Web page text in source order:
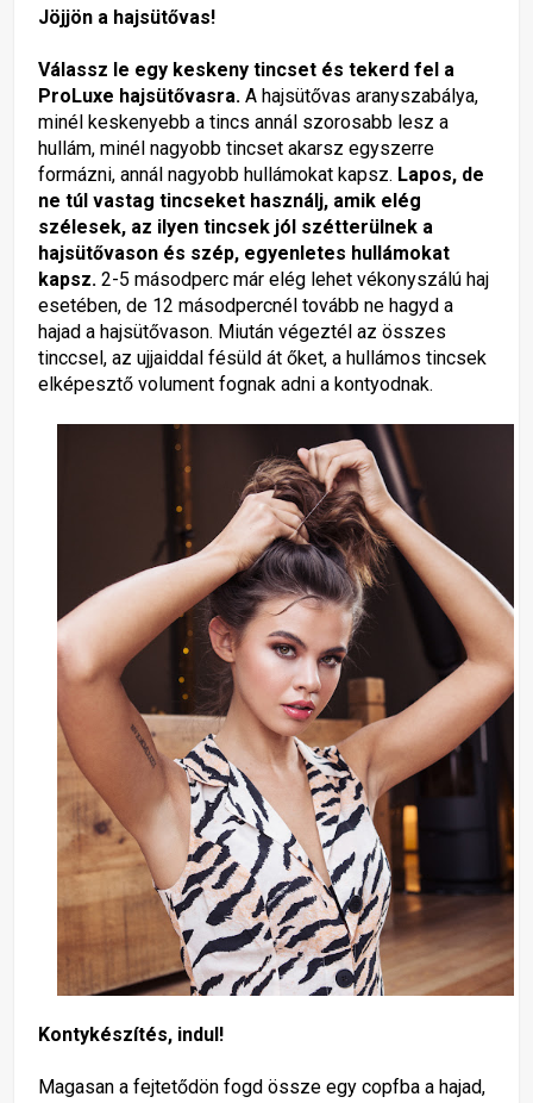
Jöjjön a hajsütővas!
Válassz le egy keskeny tincset és tekerd fel a
ProLuxe hajsütővasra. A hajsütővas aranyszabálya,
minél keskenyebb a tincs annál szorosabb lesz a
hullám, minél nagyobb tincset akarsz egyszerre
formázni, annál nagyobb hullámokat kapsz. Lapos, de
ne túl vastag tincseket használj, amik elég
szélesek, az ilyen tincsek jól szétterülnek a
hajsütővason és szép, egyenletes hullámokat
kapsz. 2-5 másodperc már elég lehet vékonyszálú haj
esetében, de 12 másodpercnél tovább ne hagyd a
hajad a hajsütővason. Miután végeztél az összes
tinccsel, az ujjaiddal fésüld át őket, a hullámos tincsek
elképesztő volument fognak adni a kontyodnak.
Kontykészítés, indul!
Magasan a fejtetődön fogd össze egy copfba a hajad,